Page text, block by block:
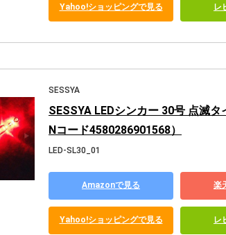
Yahoo!ショッピングで見る レ
SESSYA
SESSYA LEDシンカー 30号 点滅
Nコード4580286901568）
LED-SL30_01
Amazonで見る 楽
Yahoo!ショッピングで見る レ